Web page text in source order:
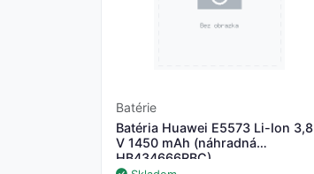
Batérie
Batéria Huawei E5573 Li-Ion 3,8
V 1450 mAh (náhradná
HB434666RBC)